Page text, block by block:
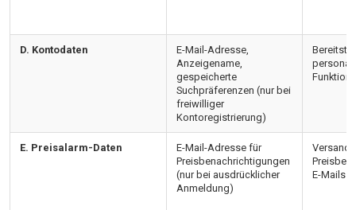
D. Kontodaten
E-Mail-Adresse,
Anzeigename,
gespeicherte
Suchpräferenzen (nur bei
freiwilliger
Kontoregistrierung)
E. Preisalarm-Daten
E-Mail-Adresse für
Preisbenachrichtigungen
(nur bei ausdrücklicher
Anmeldung)
Versand
E-Mails